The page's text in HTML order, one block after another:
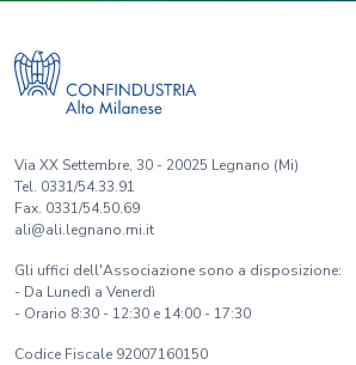
Via XX Settembre, 30 - 20025 Legnano (Mi)
Tel. 0331/54.33.91
Fax. 0331/54.50.69
ali@ali.legnano.mi.it
Gli uffici dell'Associazione sono a disposizione:
- Da Lunedì a Venerdì
- Orario 8:30 - 12:30 e 14:00 - 17:30
Codice Fiscale 92007160150